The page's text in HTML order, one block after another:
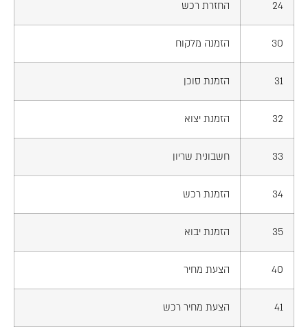
24 החזרת רכש
30 הזמנה מלקוח
31 הזמנת סוכן
32 הזמנת יצוא
33 חשבונית שריון
34 הזמנת רכש
35 הזמנת יבוא
40 הצעת מחיר
41 הצעת מחיר רכש